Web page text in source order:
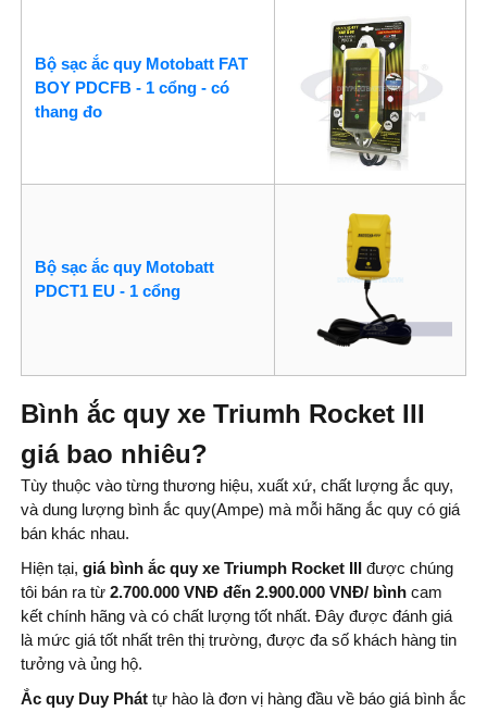
Bộ sạc ắc quy Motobatt FAT
BOY PDCFB - 1 cổng - có
thang đo
Bộ sạc ắc quy Motobatt
PDCT1 EU - 1 cổng
Bình ắc quy xe Triumh Rocket III
giá bao nhiêu?
Tùy thuộc vào từng thương hiệu, xuất xứ, chất lượng ắc quy,
và dung lượng bình ắc quy(Ampe) mà mỗi hãng ắc quy có giá
bán khác nhau.
Hiện tại, giá bình ắc quy xe Triumph Rocket III được chúng
tôi bán ra từ 2.700.000 VNĐ đến 2.900.000 VNĐ/ bình cam
kết chính hãng và có chất lượng tốt nhất. Đây được đánh giá
là mức giá tốt nhất trên thị trường, được đa số khách hàng tin
tưởng và ủng hộ.
Ắc quy Duy Phát tự hào là đơn vị hàng đầu về báo giá bình ắc